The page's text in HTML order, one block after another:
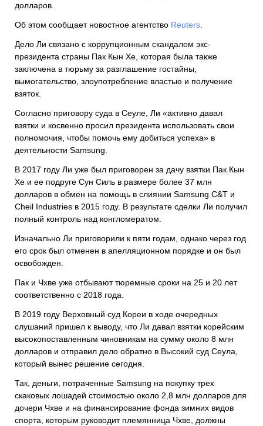
долларов.
Об этом сообщает новостное агентство Reuters.
Дело Ли связано с коррупционным скандалом экс-
президента страны Пак Кын Хе, которая была также
заключена в тюрьму за разглашение гостайны,
вымогательство, злоупотребление властью и получение
взяток.
Согласно приговору суда в Сеуле, Ли «активно давал
взятки и косвенно просил президента использовать свои
полномочия, чтобы помочь ему добиться успеха» в
деятельности Samsung.
В 2017 году Ли уже был приговорен за дачу взятки Пак Кын
Хе и ее подруге Сун Силь в размере более 37 млн
долларов в обмен на помощь в слиянии Samsung C&T и
Cheil Industries в 2015 году. В результате сделки Ли получил
полный контроль над конгломератом.
Изначально Ли приговорили к пяти годам, однако через год
его срок был отменен в апелляционном порядке и он был
освобожден.
Пак и Чхве уже отбывают тюремные сроки на 25 и 20 лет
соответственно с 2018 года.
В 2019 году Верховный суд Кореи в ходе очередных
слушаний пришел к выводу, что Ли давал взятки корейским
высокопоставленным чиновникам на сумму около 8 млн
долларов и отправил дело обратно в Высокий суд Сеула,
который вынес решение сегодня.
Так, деньги, потраченные Samsung на покупку трех
скаковых лошадей стоимостью около 2,8 млн долларов для
дочери Чхве и на финансирование фонда зимних видов
спорта, которым руководит племянница Чхве, должны